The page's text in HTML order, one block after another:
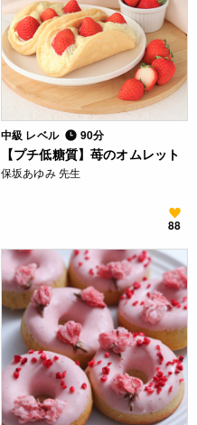
中級 レベル 90分
【プチ低糖質】苺のオムレット
保坂あゆみ 先生
88